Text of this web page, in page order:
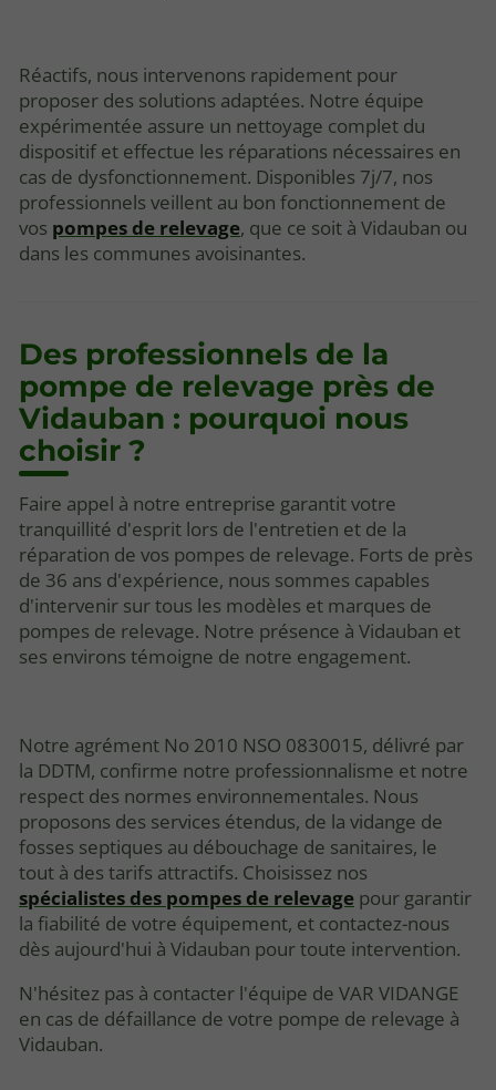
Réactifs, nous intervenons rapidement pour
proposer des solutions adaptées. Notre équipe
expérimentée assure un nettoyage complet du
dispositif et effectue les réparations nécessaires en
cas de dysfonctionnement. Disponibles 7j/7, nos
professionnels veillent au bon fonctionnement de
vos pompes de relevage, que ce soit à Vidauban ou
dans les communes avoisinantes.
Des professionnels de la
pompe de relevage près de
Vidauban : pourquoi nous
choisir ?
Faire appel à notre entreprise garantit votre
tranquillité d'esprit lors de l'entretien et de la
réparation de vos pompes de relevage. Forts de près
de 36 ans d'expérience, nous sommes capables
d'intervenir sur tous les modèles et marques de
pompes de relevage. Notre présence à Vidauban et
ses environs témoigne de notre engagement.
Notre agrément No 2010 NSO 0830015, délivré par
la DDTM, confirme notre professionnalisme et notre
respect des normes environnementales. Nous
proposons des services étendus, de la vidange de
fosses septiques au débouchage de sanitaires, le
tout à des tarifs attractifs. Choisissez nos
spécialistes des pompes de relevage pour garantir
la fiabilité de votre équipement, et contactez-nous
dès aujourd'hui à Vidauban pour toute intervention.
N'hésitez pas à contacter l'équipe de VAR VIDANGE
en cas de défaillance de votre pompe de relevage à
Vidauban.